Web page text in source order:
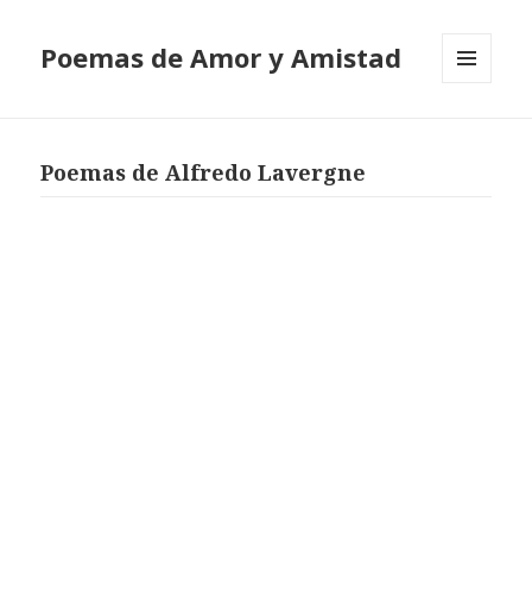
Poemas de Amor y Amistad
Poemas de Alfredo Lavergne